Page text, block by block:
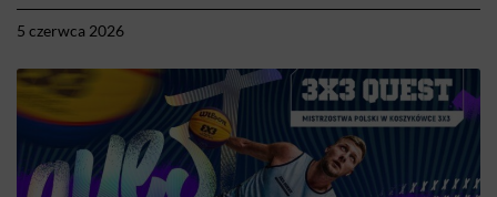
5 czerwca 2026